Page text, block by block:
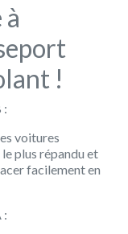
!
:
voitures
plus répandu et
facilement en
: